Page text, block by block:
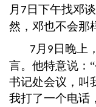
月 7 日下午找邓
然，邓也不会那
7 月 9 日晚上
言。他特意说：
书记处会议，叫
我打了一个电话